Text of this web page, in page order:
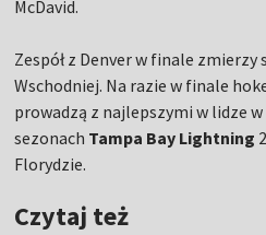
McDavid.
Zespół z Denver w finale
Wschodniej. Na razie w finale
prowadzą z najlepszymi w lidze
sezonach Tampa Bay Lightning
Florydzie.
Czytaj też